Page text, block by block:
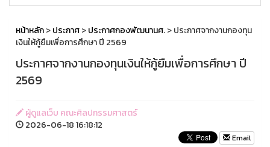
หน้าหลัก>ประกาศ>ประกาศกองพัฒนานศ.> ประกาศจากงานกองทุน
เงินให้กู้ยืมเพื่อการศึกษา ปี 2569
ประกาศจากงานกองทุนเงินให้กู้ยืมเพื่อการศึกษา ปี
2569
ผู้ดูแลเว็บ คณะศิลปกรรมศาสตร์
2026-06-18 16:18:12
Email